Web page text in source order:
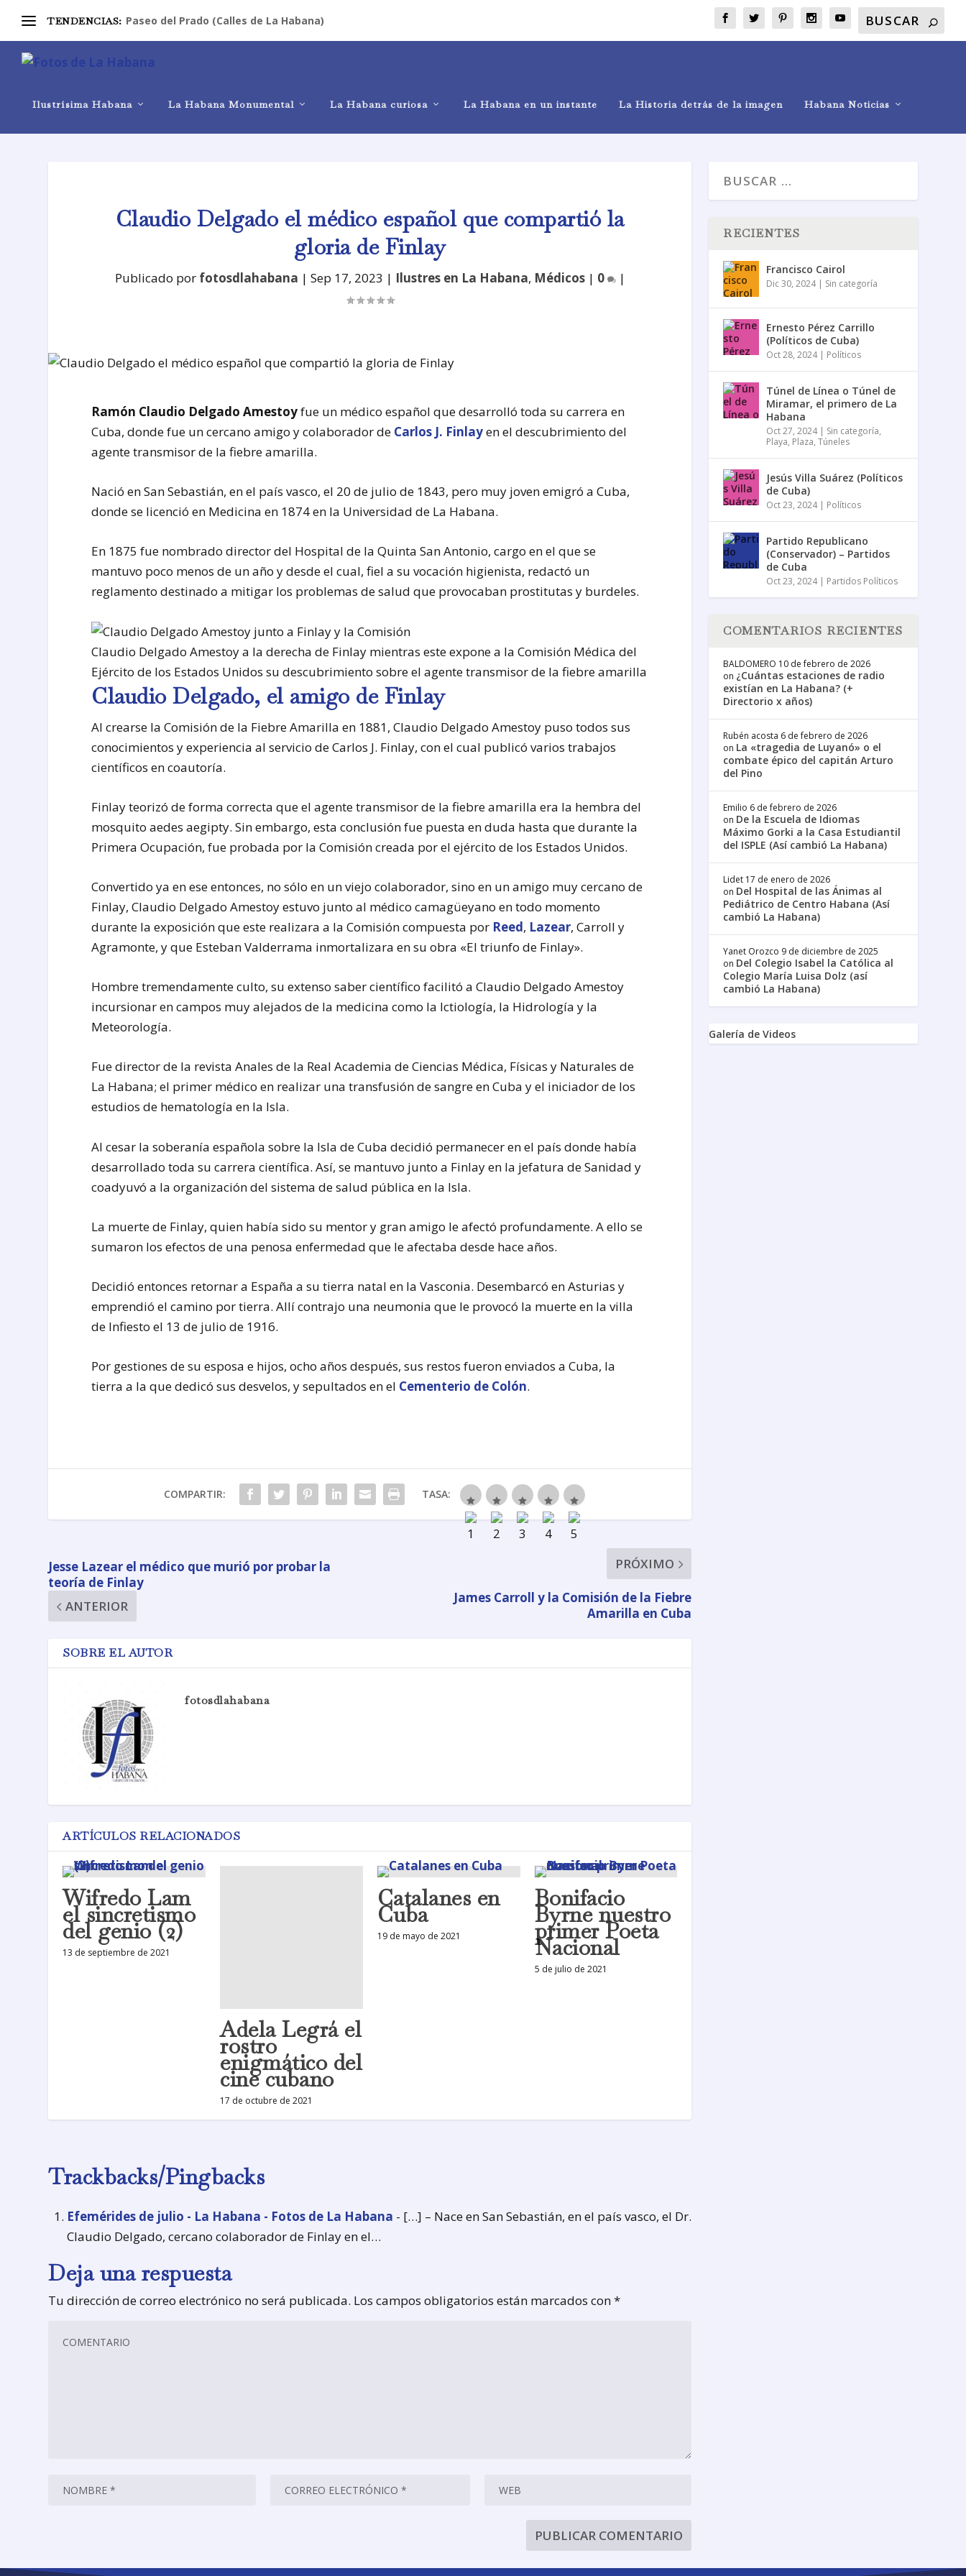
TENDENCIAS: Paseo del Prado (Calles de La Habana)
Ilustrísima Habana La Habana Monumental La Habana curiosa La Habana en un instante La Historia detrás de la imagen Habana Noticias
Claudio Delgado el médico español que compartió la
gloria de Finlay
Publicado por fotosdlahabana | Sep 17, 2023 | Ilustres en La Habana, Médicos| 0 |
Ramón Claudio Delgado Amestoyfue un médico español que desarrolló toda su carrera en
Cuba, donde fue un cercano amigo y colaborador de Carlos J. Finlayen el descubrimiento del
agente transmisor de la fiebre amarilla.
Nació en San Sebastián, en el país vasco, el 20 de julio de 1843, pero muy joven emigró a Cuba,
donde se licenció en Medicina en 1874 en la Universidad de La Habana.
En 1875 fue nombrado director del Hospital de la Quinta San Antonio, cargo en el que se
mantuvo poco menos de un año y desde el cual, fiel a su vocación higienista, redactó un
reglamento destinado a mitigar los problemas de salud que provocaban prostitutas y burdeles.
Claudio Delgado Amestoy a la derecha de Finlay mientras este expone a la Comisión Médica del
Ejército de los Estados Unidos su descubrimiento sobre el agente transmisor de la fiebre amarilla
Claudio Delgado, el amigo de Finlay
Al crearse la Comisión de la Fiebre Amarilla en 1881, Claudio Delgado Amestoy puso todos sus
conocimientos y experiencia al servicio de Carlos J. Finlay, con el cual publicó varios trabajos
científicos en coautoría.
Finlay teorizó de forma correcta que el agente transmisor de la fiebre amarilla era la hembra del
mosquito aedes aegipty. Sin embargo, esta conclusión fue puesta en duda hasta que durante la
Primera Ocupación, fue probada por la Comisión creada por el ejército de los Estados Unidos.
Convertido ya en ese entonces, no sólo en un viejo colaborador, sino en un amigo muy cercano de
Finlay, Claudio Delgado Amestoy estuvo junto al médico camagüeyano en todo momento
durante la exposición que este realizara a la Comisión compuesta por Reed, Lazear, Carroll y
Agramonte, y que Esteban Valderrama inmortalizara en su obra «El triunfo de Finlay».
Hombre tremendamente culto, su extenso saber científico facilitó a Claudio Delgado Amestoy
incursionar en campos muy alejados de la medicina como la Ictiología, la Hidrología y la
Meteorología.
Fue director de la revista Anales de la Real Academia de Ciencias Médica, Físicas y Naturales de
La Habana; el primer médico en realizar una transfusión de sangre en Cuba y el iniciador de los
estudios de hematología en la Isla.
Al cesar la soberanía española sobre la Isla de Cuba decidió permanecer en el país donde había
desarrollado toda su carrera científica. Así, se mantuvo junto a Finlay en la jefatura de Sanidad y
coadyuvó a la organización del sistema de salud pública en la Isla.
La muerte de Finlay, quien había sido su mentor y gran amigo le afectó profundamente. A ello se
sumaron los efectos de una penosa enfermedad que le afectaba desde hace años.
Decidió entonces retornar a España a su tierra natal en la Vasconia. Desembarcó en Asturias y
emprendió el camino por tierra. Allí contrajo una neumonia que le provocó la muerte en la villa
de Infiesto el 13 de julio de 1916.
Por gestiones de su esposa e hijos, ocho años después, sus restos fueron enviados a Cuba, la
tierra a la que dedicó sus desvelos, y sepultados en el Cementerio de Colón.
COMPARTIR: TASA:
Jesse Lazear el médico que murió por probar la
teoría de Finlay
ANTERIOR
PRÓXIMO
James Carroll y la Comisión de la Fiebre
Amarilla en Cuba
SOBRE EL AUTOR
fotosdlahabana
ARTÍCULOS RELACIONADOS
Wifredo Lam
el sincretismo
del genio (2)
13 de septiembre de 2021
Adela Legrá el
rostro
enigmático del
cine cubano
17 de octubre de 2021
Catalanes en
Cuba
19 de mayo de 2021
Bonifacio
Byrne nuestro
primer Poeta
Nacional
5 de julio de 2021
Trackbacks/Pingbacks
Efemérides de julio - La Habana - Fotos de La Habana - […] – Nace en San Sebastián, en el país vasco, el Dr.
Claudio Delgado, cercano colaborador de Finlay en el…
Deja una respuesta
Tu dirección de correo electrónico no será publicada. Los campos obligatorios están marcados con*
RECIENTES
Francisco Cairol
Dic 30, 2024| Sin categoría
Ernesto Pérez Carrillo
(Políticos de Cuba)
Oct 28, 2024| Políticos
Túnel de Línea o Túnel de
Miramar, el primero de La
Habana
Oct 27, 2024| Sin categoría,
Playa, Plaza,Túneles
Jesús Villa Suárez (Políticos
de Cuba)
Oct 23, 2024| Políticos
Partido Republicano
(Conservador) – Partidos
de Cuba
Oct 23, 2024| Partidos Políticos
COMENTARIOS RECIENTES
BALDOMERO 10 de febrero de 2026
on ¿Cuántas estaciones de radio
existían en La Habana? (+
Directorio x años)
Rubén acosta 6 de febrero de 2026
on La «tragedia de Luyanó» o el
combate épico del capitán Arturo
del Pino
Emilio 6 de febrero de 2026
on De la Escuela de Idiomas
Máximo Gorki a la Casa Estudiantil
del ISPLE (Así cambió La Habana)
Lidet 17 de enero de 2026
on Del Hospital de las Ánimas al
Pediátrico de Centro Habana (Así
cambió La Habana)
Yanet Orozco 9 de diciembre de 2025
on Del Colegio Isabel la Católica al
Colegio María Luisa Dolz (así
cambió La Habana)
Galería de Videos